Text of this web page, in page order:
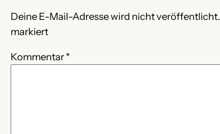
Deine E-Mail-Adresse wird nicht veröffentlicht.
markiert
Kommentar *